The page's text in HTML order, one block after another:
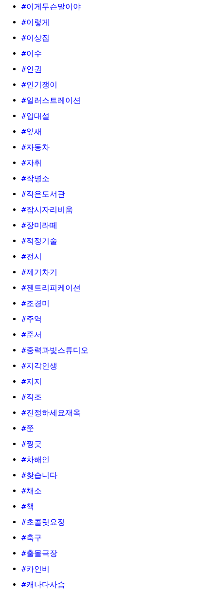
#이게무슨말이야
#이렇게
#이상집
#이수
#인권
#인기쟁이
#일러스트레이션
#입대설
#잎새
#자동차
#자취
#작명소
#작은도서관
#잠시자리비움
#장미라떼
#적정기술
#전시
#제기차기
#젠트리피케이션
#조경미
#주역
#준서
#중력과빛스튜디오
#지각인생
#지지
#직조
#진정하세요재옥
#쭌
#찡긋
#차해인
#찾습니다
#채소
#책
#초콜릿요정
#축구
#출몰극장
#카인비
#캐나다사슴